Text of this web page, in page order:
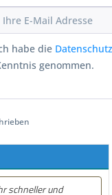
habe die
genommen.
Empfehlung! Gute und